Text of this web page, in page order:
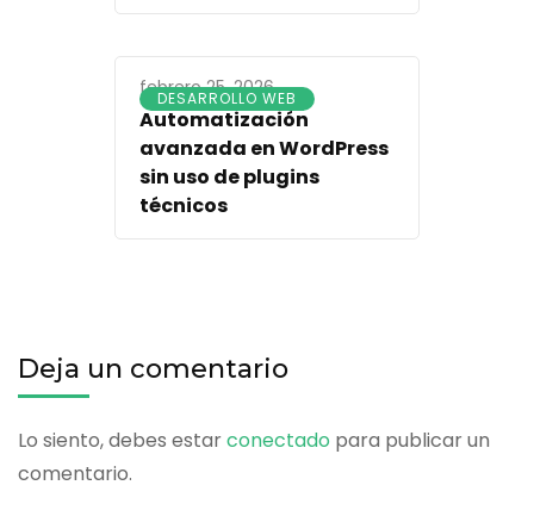
DESARROLLO WEB
febrero 25, 2026
Automatización
avanzada en WordPress
sin uso de plugins
técnicos
Deja un comentario
Lo siento, debes estarconectado para publicar un
comentario.